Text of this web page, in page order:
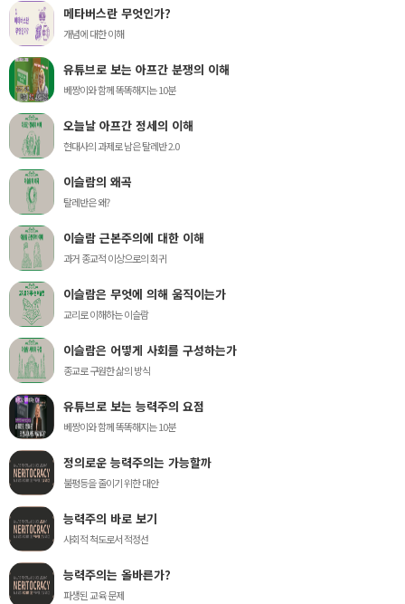
메타버스란 무엇인가?
개념에 대한 이해
유튜브로 보는 아프간 분쟁의 이해
베짱이와 함께 똑똑해지는 10분
오늘날 아프간 정세의 이해
현대사의 과제로 남은 탈레반 2.0
이슬람의 왜곡
탈레반은 왜?
이슬람 근본주의에 대한 이해
과거 종교적 이상으로의 회귀
이슬람은 무엇에 의해 움직이는가
교리로 이해하는 이슬람
이슬람은 어떻게 사회를 구성하는가
종교로 구원한 삶의 방식
유튜브로 보는 능력주의 요점
베짱이와 함께 똑똑해지는 10분
정의로운 능력주의는 가능할까
불평등을 줄이기 위한 대안
능력주의 바로 보기
사회적 척도로서 적정선
능력주의는 올바른가?
파생된 교육 문제